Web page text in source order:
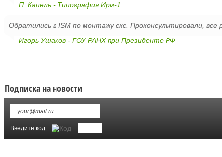
П. Капель - Типография Ирм-1
Обратились в ISM по монтажу скс. Проконсультировали, все
Игорь Ушаков - ГОУ РАНХ при Президенте РФ
Подписка на новости
Введите код: